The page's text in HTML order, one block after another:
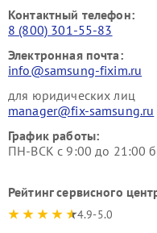
Контактный телефон:
8 (800) 301-55-83
Электронная почта:
info@samsung-fixim.ru
для юридических лиц
manager@fix-samsung.ru
График работы:
ПН-ВСК с 9:00 до 21:00
Рейтинг сервисного
4.9-5.0